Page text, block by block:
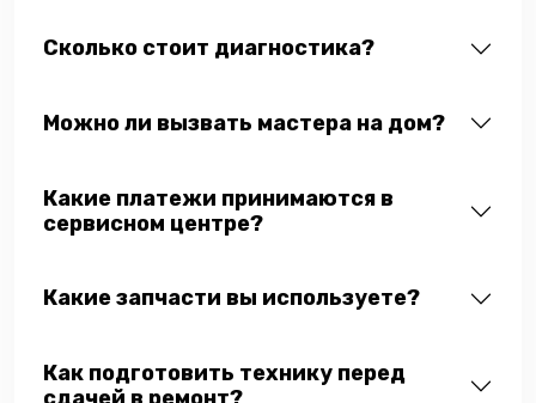
Сколько стоит диагностика?
Можно ли вызвать мастера на дом?
Какие платежи принимаются в
сервисном центре?
Какие запчасти вы используете?
Как подготовить технику перед